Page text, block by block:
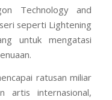
Technology and
seperti Lightening
untuk mengatasi
ratusan miliar
artis internasional,